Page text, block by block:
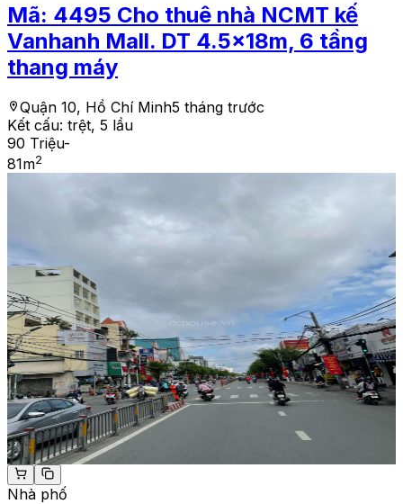
Mã: 4495 Cho thuê nhà NCMT kế
Vanhanh Mall. DT 4.5x18m, 6 tầng
thang máy
Quận 10, Hồ Chí Minh5 tháng trước
Kết cấu: trệt, 5 lầu
90 Triệu-
81m2
Nhà phố